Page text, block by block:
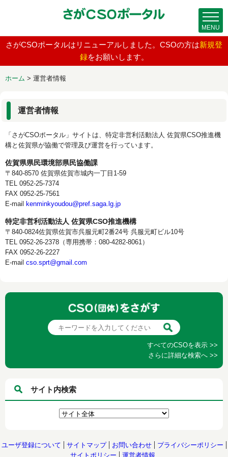
さがCSOポータルはリニューアルしました。CSOの方は新規登
録をお願いします。
ホーム > 運営者情報
運営者情報
「さがCSOポータル」サイトは、特定非営利活動法人 佐賀県CSO推進機
構と佐賀県が協働で管理及び運営を行っています。
佐賀県県民環境部県民協働課
〒840-8570 佐賀県佐賀市城内一丁目1-59
TEL 0952-25-7374
FAX 0952-25-7561
E-mail
kenminkyoudou@pref.saga.lg.jp
特定非営利活動法人 佐賀県CSO推進機構
〒840-0824佐賀県佐賀市呉服元町2番24号 呉服元町ビル10号
TEL 0952-26-2378（専用携帯：080-4282-8061）
FAX 0952-26-2227
E-mail cso.sprt@gmail.com
すべてのCSOを表示 >>
さらに詳細な検索へ >>
サイト内検索
ユーザ登録について サイトマップ お問い合わせ
プライバシーポリシー
サイトポリシー
運営者情報
MENU